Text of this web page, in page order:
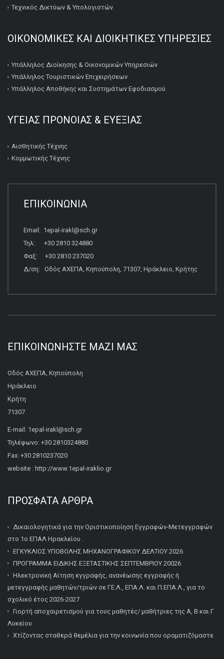
Τεχνικός Δικτύων & Υπολογιστών
ΟΙΚΟΝΟΜΙΚΕΣ ΚΑΙ ΔΙΟΙΚΗΤΙΚΕΣ ΥΠΗΡΕΣΙΕΣ
Υπάλληλος Διοίκησης & Οικονομικών Υπηρεσιών
Υπάλληλος Τουριστικών Επιχειρήσεων
Υπάλληλος Αποθήκης και Συστημάτων Εφοδιασμού
ΥΓΕΙΑΣ ΠΡΟΝΟΙΑΣ & ΕΥΕΞΙΑΣ
Αισθητικής Τέχνης
Κομμωτικής Τέχνης
ΕΠΙΚΟΙΝΩΝΙΑ
Email: 1epal-irakl@sch.gr
Τηλ: +30 2810 324880
Φαξ: +30 2810 237020
Δ/ση: Οδός ΑΧΕΠΑ, Κηπούπολη, 71307, Ηράκλειο, Κρήτης
ΕΠΙΚΟΙΝΩΝΉΣΤΕ ΜΑΖΊ ΜΑΣ
Οδός ΑΧΕΠΑ, Κηπούπολη
Ηράκλειο
Κρήτη
71307
E-mail: 1epal-irakl@sch.gr
Τηλέφωνο: +30 2810324880
Fax: +30 2810237020
website : http://www.1epal-iraklio.gr
ΠΡΌΣΦΑΤΑ ΆΡΘΡΑ
Δικαιολογητικά για την Οριστικοποίηση Εγγραφών-Μετεγγραφών
στο 1ο ΕΠΑΛ Ηρακλείου .
ΕΓΚΥΚΛΙΟΣ ΥΠΟΒΟΛΗΣ ΜΗΧΑΝΟΓΡΑΦΙΚΟΥ ΔΕΛΤΙΟΥ 2026
ΠΡΟΓΡΑΜΜΑ ΕΙΔΙΚΗΣ ΕΞΕΤΑΣΤΙΚΗΣ ΣΕΠΤΕΜΒΡΙΟΥ 20026
Ηλεκτρονική Αίτηση εγγραφής, ανανέωσης εγγραφής ή
μετεγγραφής μαθητών/τριών σε ΓΕ.Λ., ΕΠΑ.Λ. και Π.ΕΠΑ.Λ., για το
σχολικό έτος 2026-2027
Γιορτή αποχαιρετισμού για τους μαθητές/ μαθήτριες της Α, Β και Γ
Λυκείου
Χτίζοντας σταθερά θεμέλια για την κοινωνία που οραματιζόμαστε